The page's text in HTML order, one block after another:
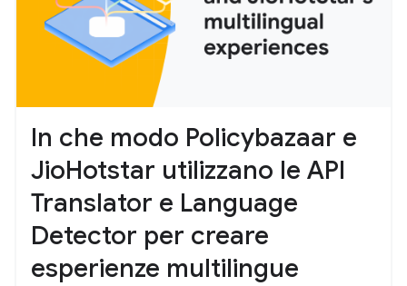
In che modo Policybazaar e
JioHotstar utilizzano le API
Translator e Language
Detector per creare
esperienze multilingue